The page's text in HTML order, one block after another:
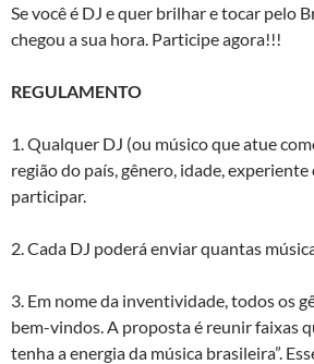
Se você é DJ e quer brilhar e tocar pelo
chegou a sua hora. Participe agora!!!
REGULAMENTO
1. Qualquer DJ (ou músico que atue
região do país, gênero, idade,
participar.
2. Cada DJ poderá enviar quantas
3. Em nome da inventividade, todos os
bem-vindos. A proposta é reunir faixas
tenha a energia da música brasileira”.